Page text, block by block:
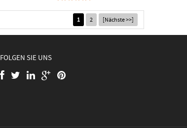
1 2 [Nächste >>]
FOLGEN SIE UNS